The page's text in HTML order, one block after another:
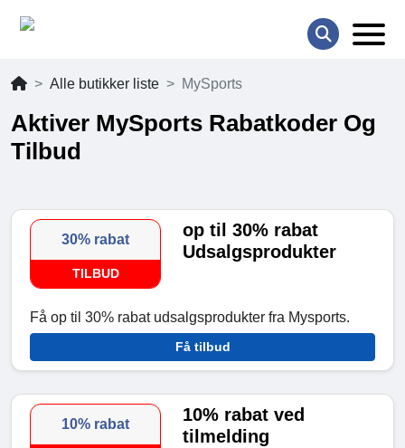
Alle butikker liste MySports
Aktiver MySports Rabatkoder Og
Tilbud
30% rabat
TILBUD
op til 30% rabat
Udsalgsprodukter
Få op til 30% rabat udsalgsprodukter fra Mysports.
Få tilbud
10% rabat
10% rabat ved
tilmelding